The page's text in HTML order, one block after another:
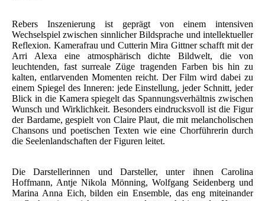
Rebers Inszenierung ist geprägt von einem intensiven
Wechselspiel zwischen sinnlicher Bildsprache und intellektueller
Reflexion. Kamerafrau und Cutterin Mira Gittner schafft mit der
Arri Alexa eine atmosphärisch dichte Bildwelt, die von
leuchtenden, fast surreale Züge tragenden Farben bis hin zu
kalten, entlarvenden Momenten reicht. Der Film wird dabei zu
einem Spiegel des Inneren: jede Einstellung, jeder Schnitt, jeder
Blick in die Kamera spiegelt das Spannungsverhältnis zwischen
Wunsch und Wirklichkeit. Besonders eindrucksvoll ist die Figur
der Bardame, gespielt von Claire Plaut, die mit melancholischen
Chansons und poetischen Texten wie eine Chorführerin durch
die Seelenlandschaften der Figuren leitet.
Die Darstellerinnen und Darsteller, unter ihnen Carolina
Hoffmann, Antje Nikola Mönning, Wolfgang Seidenberg und
Marina Anna Eich, bilden ein Ensemble, das eng miteinander